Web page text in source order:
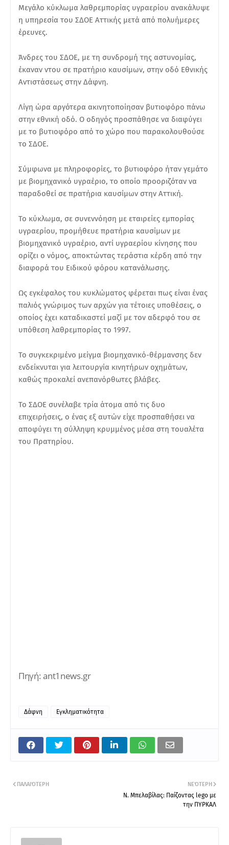
Μεγάλο κύκλωμα λαθρεμπορίας υγραερίου ανακάλυψε
η υπηρεσία του ΣΔΟΕ Αττικής μετά από πολυήμερες
έρευνες.
Άνδρες του ΣΔΟΕ, με τη συνδρομή της αστυνομίας,
έκαναν ντου σε πρατήριο καυσίμων, στην οδό Εθνικής
Αντιστάσεως στην Δάφνη.
Λίγη ώρα αργότερα ακινητοποίησαν βυτιοφόρο πάνω
στην εθνική οδό. Ο οδηγός προσπάθησε να διαφύγει
με το βυτιοφόρο από το χώρο που παρακολουθούσε
το ΣΔΟΕ.
Σύμφωνα με πληροφορίες, το βυτιοφόρο ήταν γεμάτο
με βιομηχανικό υγραέριο, το οποίο προοριζόταν να
παραδοθεί σε πρατήρια καυσίμων στην Αττική.
Το κύκλωμα, σε συνεννόηση με εταιρείες εμπορίας
υγραερίου, προμήθευε πρατήρια καυσίμων με
βιομηχανικό υγραέριο, αντί υγραερίου κίνησης που
ορίζει ο νόμος, αποκτώντας τεράστια κέρδη από την
διαφορά του Ειδικού φόρου κατανάλωσης.
Ως εγκέφαλος του κυκλώματος φέρεται πως είναι ένας
παλιός γνώριμος των αρχών για τέτοιες υποθέσεις, ο
οποίος έχει καταδικαστεί μαζί με τον αδερφό του σε
υπόθεση λαθρεμπορίας το 1997.
Το συγκεκριμένο μείγμα βιομηχανικό-θέρμανσης δεν
ενδείκνυται για λειτουργία κινητήρων οχημάτων,
καθώς προκαλεί ανεπανόρθωτες βλάβες.
Το ΣΔΟΕ συνέλαβε τρία άτομα από τις δυο
επιχειρήσεις, ο ένας εξ αυτών είχε προσπαθήσει να
αποφύγει τη σύλληψη κρυμμένος μέσα στη τουαλέτα
του Πρατηρίου.
Πηγή: ant1news.gr
Δάφνη Εγκληματικότητα
ΝΕΌΤΕΡΗ
Ν. Μπελαβίλας: Παίζοντας lego με
την ΠΥΡΚΑΛ
ΠΑΛΑΙΌΤΕΡΗ